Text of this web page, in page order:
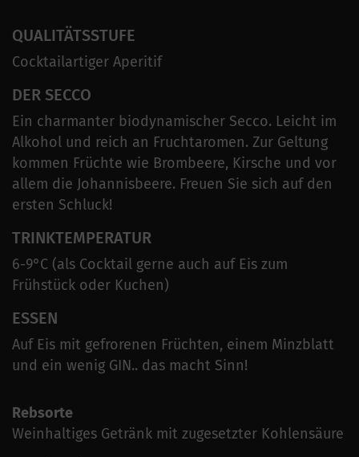
QUALITÄTSSTUFE
Cocktailartiger Aperitif
DER SECCO
Ein charmanter biodynamischer Secco. Leicht im
Alkohol und reich an Fruchtaromen. Zur Geltung
kommen Früchte wie Brombeere, Kirsche und vor
allem die Johannisbeere. Freuen Sie sich auf den
ersten Schluck!
TRINKTEMPERATUR
6-9°C (als Cocktail gerne auch auf Eis zum
Frühstück oder Kuchen)
ESSEN
Auf Eis mit gefrorenen Früchten, einem Minzblatt
und ein wenig GIN.. das macht Sinn!
Rebsorte
Weinhaltiges Getränk mit zugesetzter Kohlensäure